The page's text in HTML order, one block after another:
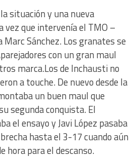
situación y una nueva
vez que intervenía el TMO –
Marc Sánchez. Los granates se
con un gran maul
marca.Los de Inchausti no
a touche. De nuevo desde la
un buen maul que
segunda conquista. El
el ensayo y Javi López pasaba
hasta el 3-17 cuando aún
hora para el descanso.